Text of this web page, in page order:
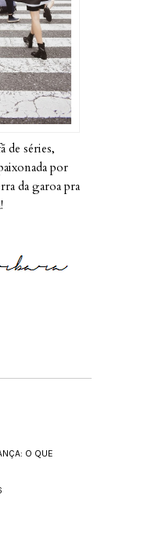
de séries,
por
da garoa pra
O QUE